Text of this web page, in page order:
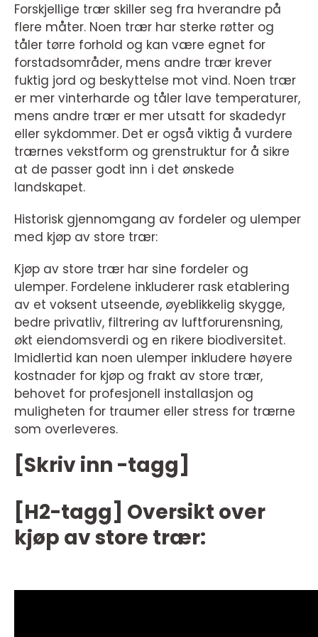
Forskjellige trær skiller seg fra hverandre på
flere måter. Noen trær har sterke røtter og
tåler tørre forhold og kan være egnet for
forstadsområder, mens andre trær krever
fuktig jord og beskyttelse mot vind. Noen trær
er mer vinterharde og tåler lave temperaturer,
mens andre trær er mer utsatt for skadedyr
eller sykdommer. Det er også viktig å vurdere
trærnes vekstform og grenstruktur for å sikre
at de passer godt inn i det ønskede
landskapet.
Historisk gjennomgang av fordeler og ulemper
med kjøp av store trær:
Kjøp av store trær har sine fordeler og
ulemper. Fordelene inkluderer rask etablering
av et voksent utseende, øyeblikkelig skygge,
bedre privatliv, filtrering av luftforurensning,
økt eiendomsverdi og en rikere biodiversitet.
Imidlertid kan noen ulemper inkludere høyere
kostnader for kjøp og frakt av store trær,
behovet for profesjonell installasjon og
muligheten for traumer eller stress for trærne
som overleveres.
[Skriv inn -tagg]
[H2-tagg] Oversikt over
kjøp av store trær: